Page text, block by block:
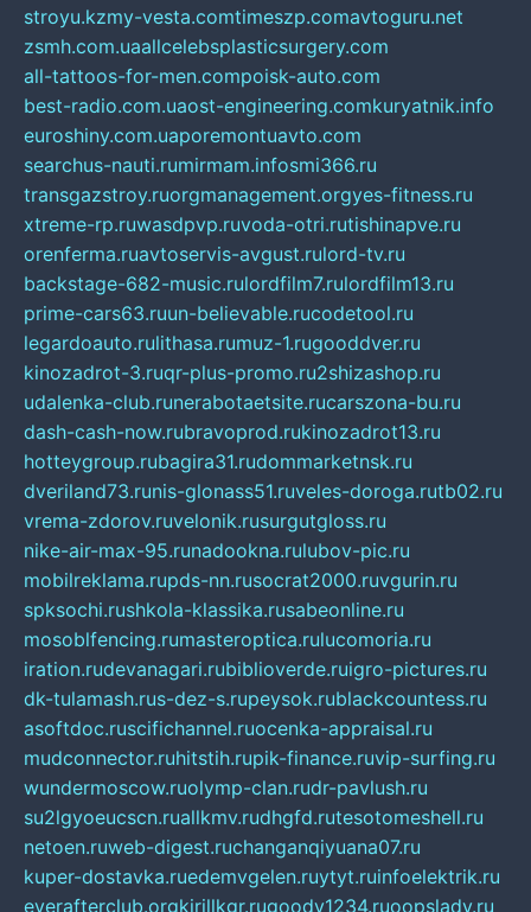
stroyu.kzmy-vesta.comtimeszp.comavtoguru.net
zsmh.com.uaallcelebsplasticsurgery.com
all-tattoos-for-men.compoisk-auto.com
best-radio.com.uaost-engineering.comkuryatnik.info
euroshiny.com.uaporemontuavto.com
searchus-nauti.rumirmam.infosmi366.ru
transgazstroy.ruorgmanagement.orgyes-fitness.ru
xtreme-rp.ruwasdpvp.ruvoda-otri.rutishinapve.ru
orenferma.ruavtoservis-avgust.rulord-tv.ru
backstage-682-music.rulordfilm7.rulordfilm13.ru
prime-cars63.ruun-believable.rucodetool.ru
legardoauto.rulithasa.rumuz-1.rugooddver.ru
kinozadrot-3.ruqr-plus-promo.ru2shizashop.ru
udalenka-club.runerabotaetsite.rucarszona-bu.ru
dash-cash-now.rubravoprod.rukinozadrot13.ru
hotteygroup.rubagira31.rudommarketnsk.ru
dveriland73.runis-glonass51.ruveles-doroga.rutb02.ru
vrema-zdorov.ruvelonik.rusurgutgloss.ru
nike-air-max-95.runadookna.rulubov-pic.ru
mobilreklama.rupds-nn.rusocrat2000.ruvgurin.ru
spksochi.rushkola-klassika.rusabeonline.ru
mosoblfencing.rumasteroptica.rulucomoria.ru
iration.rudevanagari.rubiblioverde.ruigro-pictures.ru
dk-tulamash.rus-dez-s.rupeysok.rublackcountess.ru
asoftdoc.ruscifichannel.ruocenka-appraisal.ru
mudconnector.ruhitstih.rupik-finance.ruvip-surfing.ru
wundermoscow.ruolymp-clan.rudr-pavlush.ru
su2lgyoeucscn.ruallkmv.rudhgfd.rutesotomeshell.ru
netoen.ruweb-digest.ruchanganqiyuana07.ru
kuper-dostavka.ruedemvgelen.ruytyt.ruinfoelektrik.ru
everafterclub.orgkirillkgr.rugoodv1234.ruoopslady.ru